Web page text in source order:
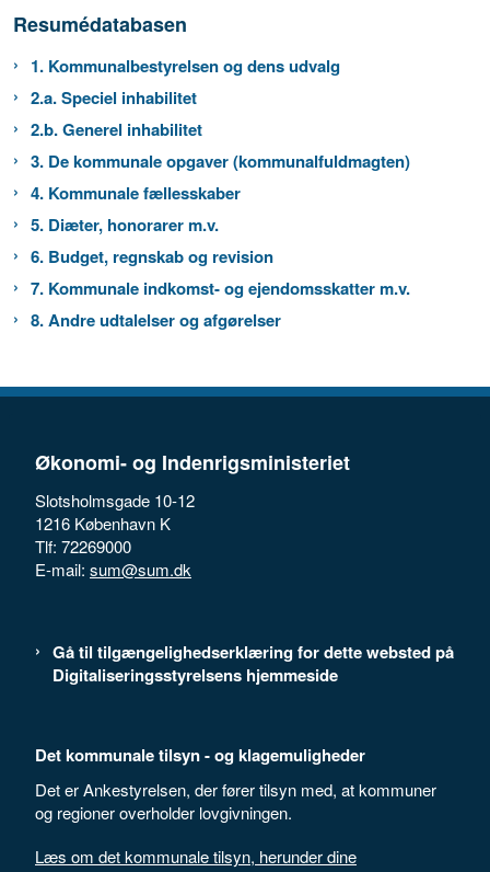
Resumédatabasen
1. Kommunalbestyrelsen og dens udvalg
2.a. Speciel inhabilitet
2.b. Generel inhabilitet
3. De kommunale opgaver (kommunalfuldmagten)
4. Kommunale fællesskaber
5. Diæter, honorarer m.v.
6. Budget, regnskab og revision
7. Kommunale indkomst- og ejendomsskatter m.v.
8. Andre udtalelser og afgørelser
Økonomi- og Indenrigsministeriet
Slotsholmsgade 10-12
1216 København K
Tlf: 72269000
E-mail: sum@sum.dk
Gå til tilgængelighedserklæring for dette websted på
Digitaliseringsstyrelsens hjemmeside
Det kommunale tilsyn - og klagemuligheder
Det er Ankestyrelsen, der fører tilsyn med, at kommuner
og regioner overholder lovgivningen.
Læs om det kommunale tilsyn, herunder dine